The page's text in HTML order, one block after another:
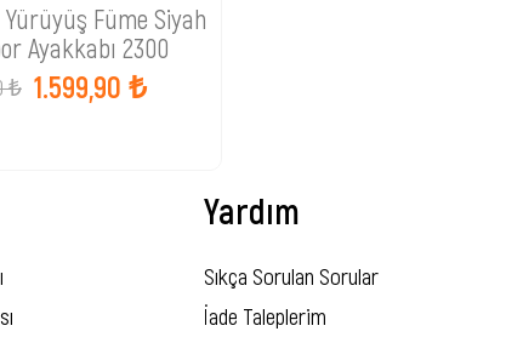
Füme Siyah
Ayakkabı 2300
1.599,90 ₺
₺
Yardım
Sıkça Sorulan Sorular
İade Taleplerim